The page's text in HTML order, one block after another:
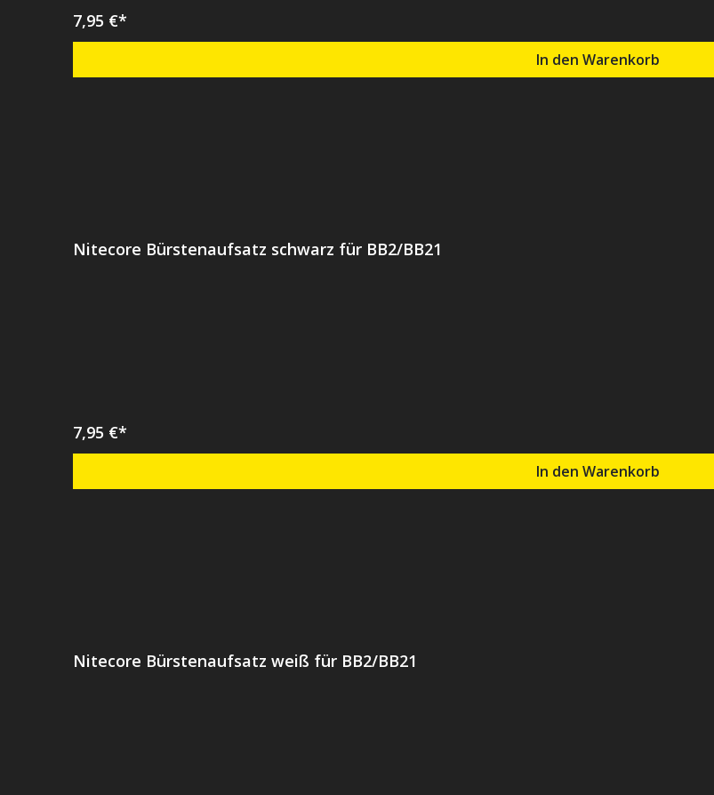
7,95 €*
In den Warenkorb
Nitecore Bürstenaufsatz schwarz für BB2/BB21
7,95 €*
In den Warenkorb
Nitecore Bürstenaufsatz weiß für BB2/BB21